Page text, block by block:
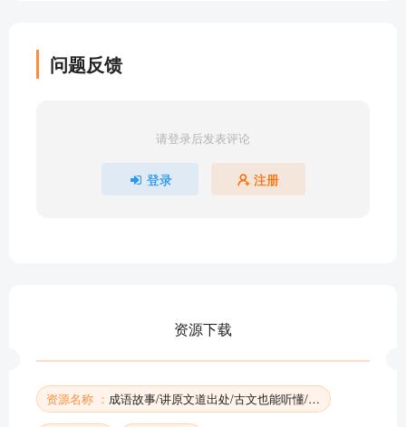
成语故事018悬梁刺股
成语故事019内助之贤
成语故事022杞人忧天
成语故事024指桑骂槐
成语故事030安步当车
部分目录展示 ▶ 下载后解锁 453 首完整音频
问题反馈
请登录后发表评论
登录 注册
资源下载
资源名称 ： 成语故事/讲原文道出处/古文也能听懂/听多了自然会